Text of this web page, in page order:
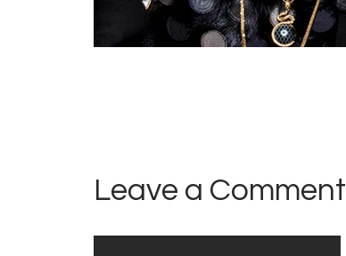
Leave a Comment